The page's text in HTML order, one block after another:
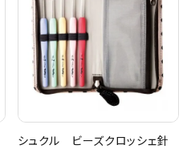
シュクル ビーズクロッシェ針